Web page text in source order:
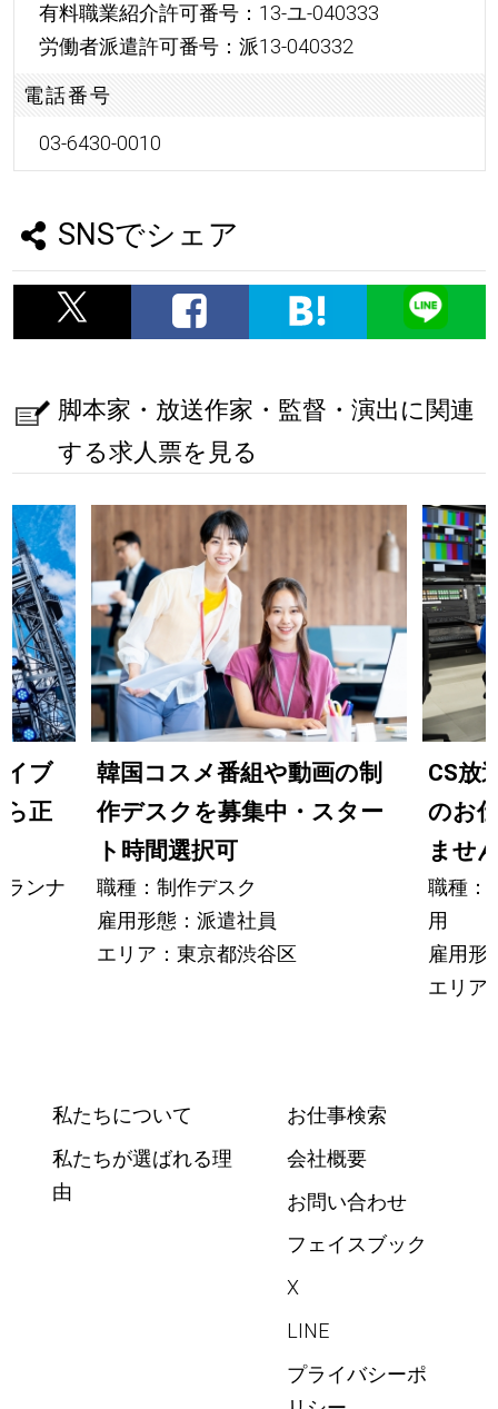
有料職業紹介許可番号：13-ユ-040333
労働者派遣許可番号：派13-040332
電話番号
03-6430-0010
SNSでシェア
脚本家・放送作家・監督・演出に関連
する求人票を見る
ブ
正
ンナ
韓国コスメ番組や動画の制
作デスクを募集中・スター
ト時間選択可
職種：制作デスク
雇用形態：派遣社員
エリア：東京都渋谷区
CS放
のお
ませ
職種：
用
雇用形
エリア
私たちについて
私たちが選ばれる理
由
お仕事検索
会社概要
お問い合わせ
フェイスブック
X
LINE
プライバシーポ